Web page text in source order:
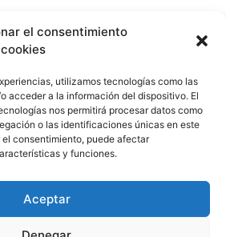
el consentimiento
utilizamos tecnologías como las
acceder a la información del dispositivo. El
nos permitirá procesar datos como
o las identificaciones únicas en este
consentimiento, puede afectar
y funciones.
Aceptar
Proyecto Bilingüe
Ágora Europa
Melanogaster Catch the Fly